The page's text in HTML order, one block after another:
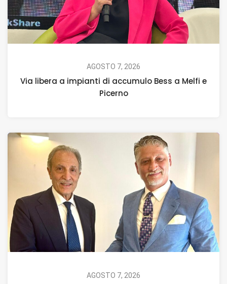
AGOSTO 7, 2026
Via libera a impianti di accumulo Bess a Melfi e
Picerno
AGOSTO 7, 2026